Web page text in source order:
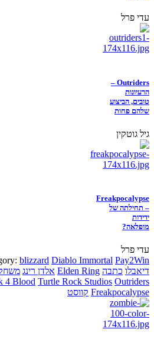
עדי פרל
Outriders –
הרעיונות
טובים, הביצוע
שלהם פחות
גיל גוטקין
Freakpocalypse
– תחילתה של
ידידות
מופלאה?
עדי פרל
blizzard Diablo Immortal Pay2Win
דיאבלו כתבה Elden Ring אלדן רינג
4 Blood Turtle Rock Studios Outriders
Freakpocalypse קווסט